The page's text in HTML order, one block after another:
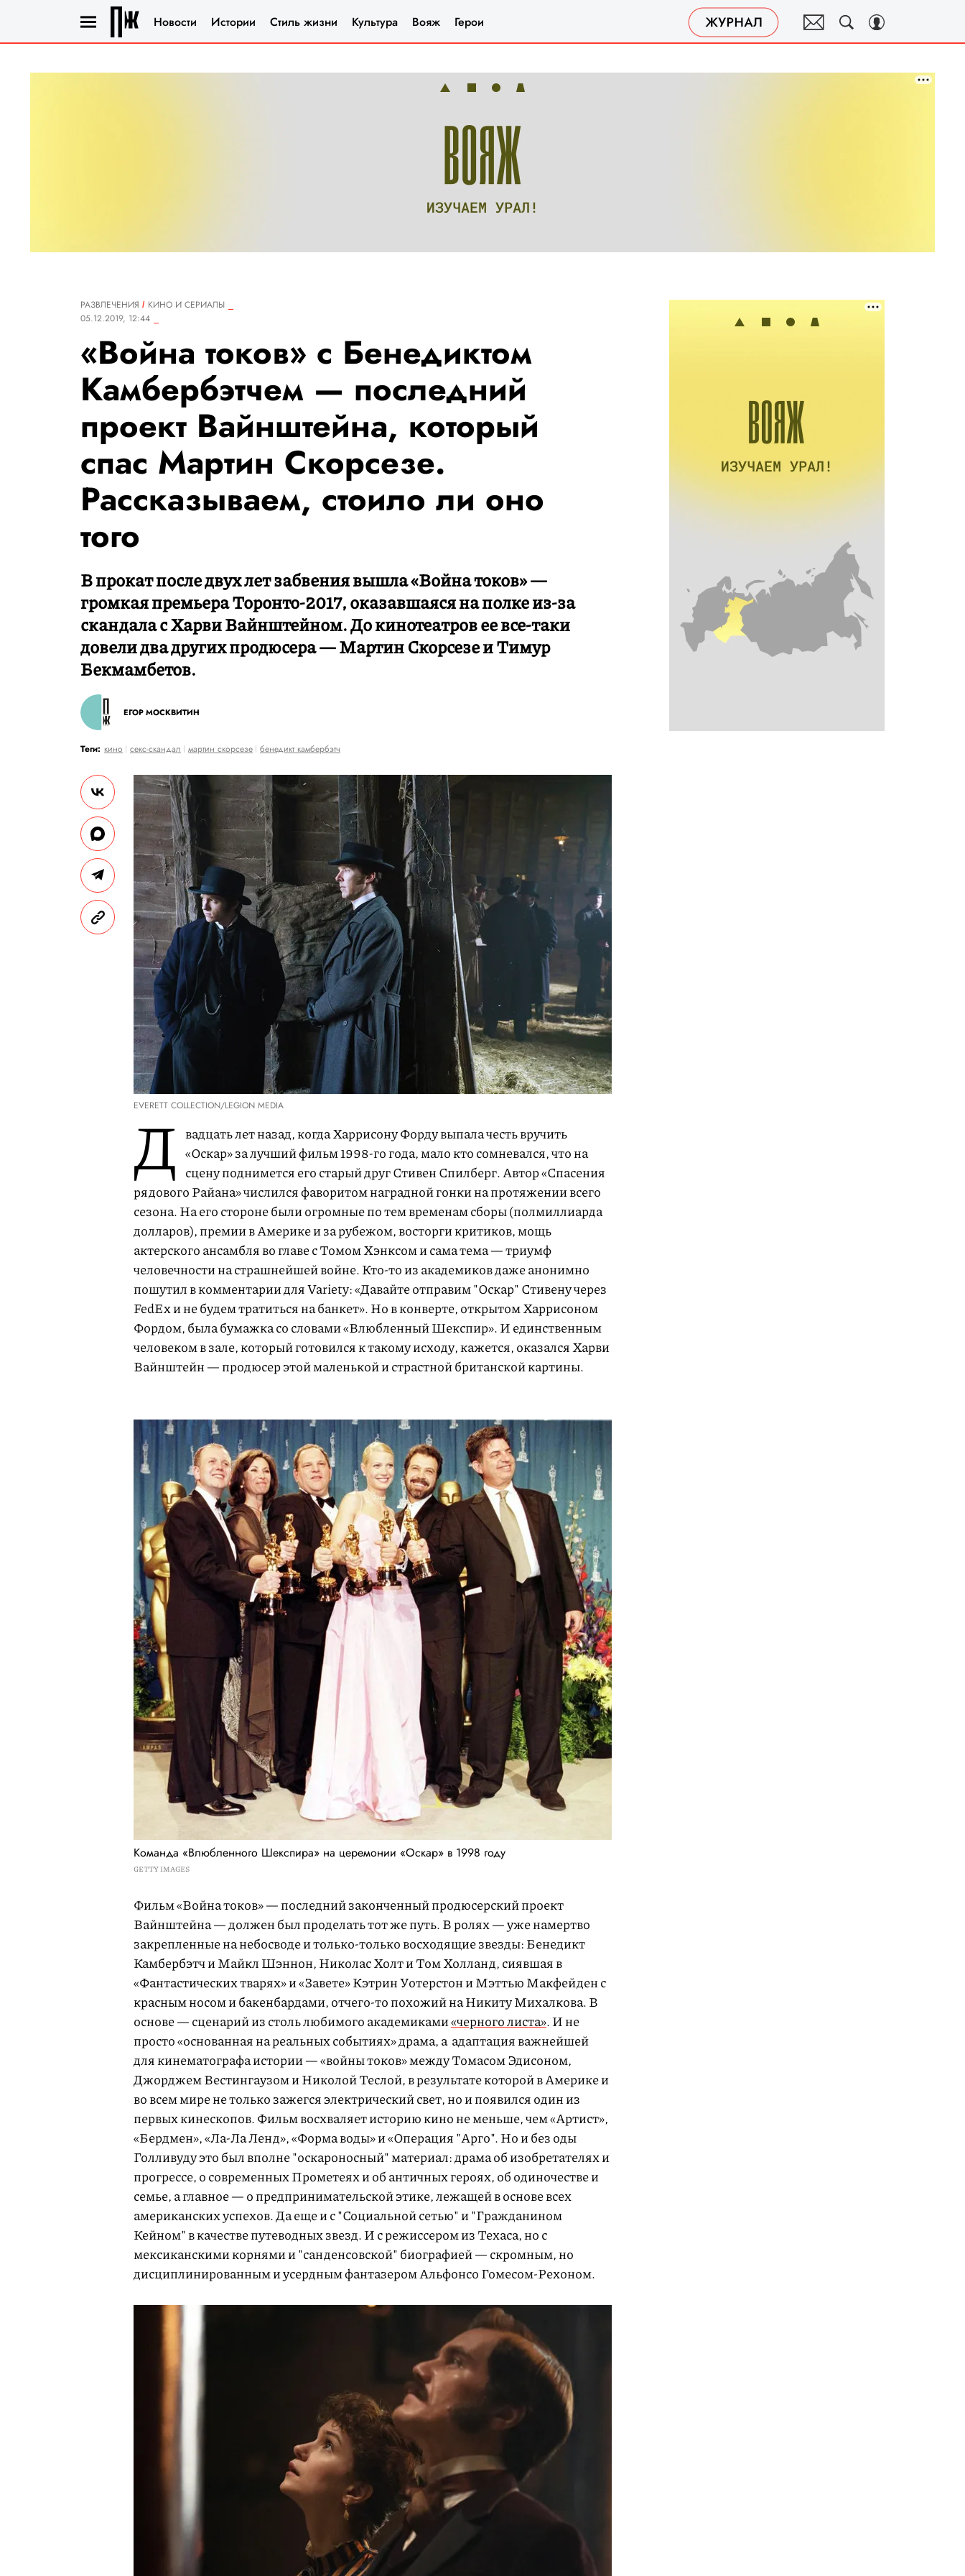
Новости Истории Стиль жизни Культура Вояж Герои
РАЗВЛЕЧЕНИЯ
КИНО И СЕРИАЛЫ
05.12.2019, 12:44
«Война токов» с Бенедиктом
Камбербэтчем — последний
проект Вайнштейна, который
спас Мартин Скорсезе.
Рассказываем, стоило ли оно
того
В прокат после двух лет забвения вышла «Война токов» —
громкая премьера Торонто-2017, оказавшаяся на полке из-за
скандала с Харви Вайнштейном. До кинотеатров ее все-таки
довели два других продюсера — Мартин Скорсезе и Тимур
Бекмамбетов.
ЕГОР МОСКВИТИН
Теги: кино секс-скандал мартин скорсезе бенедикт камбербэтч
EVERETT COLLECTION/LEGION MEDIA
Д вадцать лет назад, когда Харрисону Форду выпала честь вручить
«Оскар» за лучший фильм 1998-го года, мало кто сомневался, что на
сцену поднимется его старый друг Стивен Спилберг. Автор «Спасения
рядового Райана» числился фаворитом наградной гонки на протяжении всего
сезона. На его стороне были огромные по тем временам сборы (полмиллиарда
долларов), премии в Америке и за рубежом, восторги критиков, мощь
актерского ансамбля во главе с Томом Хэнксом и сама тема — триумф
человечности на страшнейшей войне. Кто-то из академиков даже анонимно
пошутил в комментарии для Variety: «Давайте отправим "Оскар" Стивену через
FedEx и не будем тратиться на банкет». Но в конверте, открытом Харрисоном
Фордом, была бумажка со словами «Влюбленный Шекспир». И единственным
человеком в зале, который готовился к такому исходу, кажется, оказался Харви
Вайнштейн — продюсер этой маленькой и страстной британской картины.
Команда «Влюбленного Шекспира» на церемонии «Оскар» в 1998 году
GETTY IMAGES
Фильм «Война токов» — последний законченный продюсерский проект
Вайнштейна — должен был проделать тот же путь. В ролях — уже намертво
закрепленные на небосводе и только-только восходящие звезды: Бенедикт
Камбербэтч и Майкл Шэннон, Николас Холт и Том Холланд, сиявшая в
«Фантастических тварях» и «Завете» Кэтрин Уотерстон и Мэттью Макфейден с
красным носом и бакенбардами, отчего-то похожий на Никиту Михалкова. В
основе — сценарий из столь любимого академиками«черного листа». И не
просто «основанная на реальных событиях» драма, а адаптация важнейшей
для кинематографа истории — «войны токов» между Томасом Эдисоном,
Джорджем Вестингаузом и Николой Теслой, в результате которой в Америке и
во всем мире не только зажегся электрический свет, но и появился один из
первых кинескопов. Фильм восхваляет историю кино не меньше, чем «Артист»,
«Бердмен», «Ла-Ла Ленд», «Форма воды» и «Операция "Арго". Но и без оды
Голливуду это был вполне "оскароносный" материал: драма об изобретателях и
прогрессе, о современных Прометеях и об античных героях, об одиночестве и
семье, а главное — о предпринимательской этике, лежащей в основе всех
американских успехов. Да еще и с "Социальной сетью" и "Гражданином
Кейном" в качестве путеводных звезд. И с режиссером из Техаса, но с
мексиканскими корнями и "санденсовской" биографией — скромным, но
дисциплинированным и усердным фантазером Альфонсо Гомесом-Рехоном.